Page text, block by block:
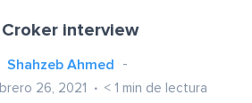
Croker interview
Shahzeb Ahmed
26, 2021 < 1 min de lectura